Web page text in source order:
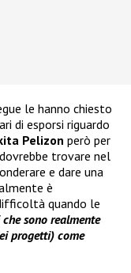
le hanno chiesto
di esporsi riguardo
Pelizon però per
trovare nel
e dare una
è
quando le
sono realmente
progetti) come